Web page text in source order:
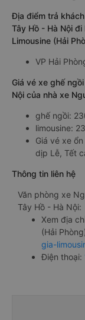
Địa điểm trả
Tây Hồ - Hà Nội
Limousine (Hải
VP Hải
Giá vé xe ghế
Nội của nhà xe
ghế ngồi:
limousine:
Giá vé xe
dịp Lễ, Tết
Thông tin liên hệ
Văn phòng xe
Tây Hồ - Hà Nội:
Xem địa
(Hải
gia-
Điện thoại: